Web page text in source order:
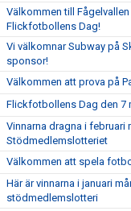
Välkommen till
Flickfotbollens Dag!
Vi välkomnar Subway på
sponsor!
Välkommen att prova på
Flickfotbollens Dag den 7
Vinnarna dragna i februari
Stödmedlemslotteriet
Välkommen att spela
Här är vinnarna i januari
stödmedlemslotteri